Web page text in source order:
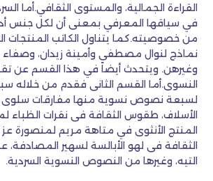
القراءة الجمالية، والمستوى الثقافي.أما
في سياقها المعرفي بمعنى أن لكل جنس
من خصوصيته.كما يتناول الكاتب المنتجات
نماذج لنوال مصطفى وأمينة زيدان، وصفاء
وغيرهن. ويتحدث أيضاً في هذا القسم عن
النسوى.أما القسم الثانى فقدم من خلاله
لسبعة نصوص نسوية منها مفارقات سلوى
الأسلاف، طقوس الثقافة فى نقرات الظباء
المنتج الأنثوى في متاهة مريم لمنصورة عز
الثقافة فى لهو الأبالسة لسهير المصادفة،
التيه، وغيرها من النصوص النسوية السردية.